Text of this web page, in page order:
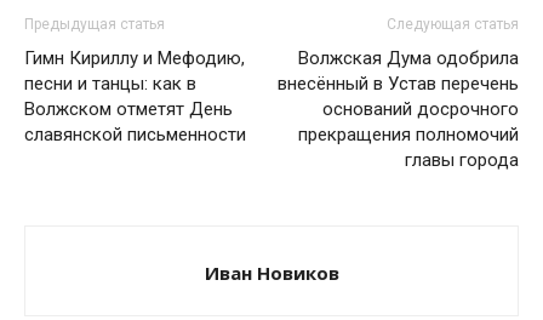
Предыдущая статья
Гимн Кириллу и Мефодию,
песни и танцы: как в
Волжском отметят День
славянской письменности
Следующая статья
Волжская Дума одобрила
внесённый в Устав перечень
оснований досрочного
прекращения полномочий
главы города
Иван Новиков